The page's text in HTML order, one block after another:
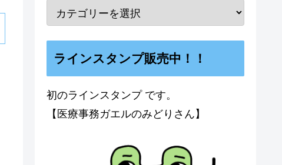
ラインスタンプ販売中！！
初のラインスタンプ です。
【医療事務ガエルのみどりさん】